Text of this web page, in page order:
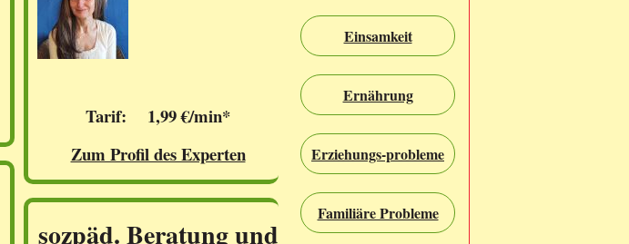
Einsamkeit
Ernährung
Erziehungs-probleme
Familiäre Probleme
Tarif: 1,99 €/min*
Zum Profil des Experten
sozpäd. Beratung und